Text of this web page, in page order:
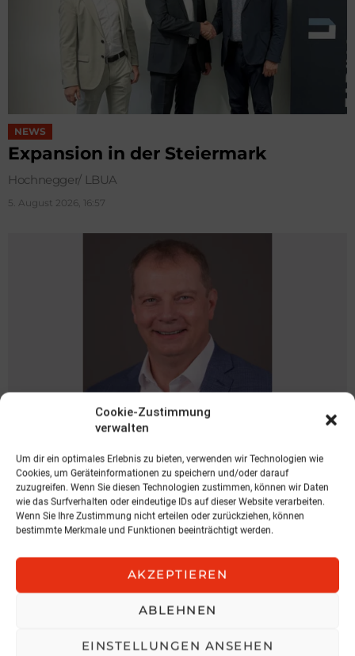
Cookie-Zustimmung
verwalten
Um dir ein optimales Erlebnis zu bieten, verwenden wir Technologien wie
Cookies, um Geräteinformationen zu speichern und/oder darauf
zuzugreifen. Wenn Sie diesen Technologien zustimmen, können wir Daten
wie das Surfverhalten oder eindeutige IDs auf dieser Website verarbeiten.
Wenn Sie Ihre Zustimmung nicht erteilen oder zurückziehen, können
bestimmte Merkmale und Funktionen beeinträchtigt werden.
AKZEPTIEREN
ABLEHNEN
EINSTELLUNGEN ANSEHEN
NEWS
Expansion in der Steiermark
Hochnegger/ LBUA
5. August 2026, 16:57
Spari geht zu KOBAN
KOBAN SÜDVERS
3. August 2026, 11:04